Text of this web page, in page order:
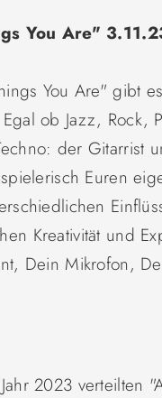
You Are"
You Are" gibt
ob Jazz, Rock,
der Gitarrist
Euren
Kreativität und
Dein Mikrofon,
2023 verteilten